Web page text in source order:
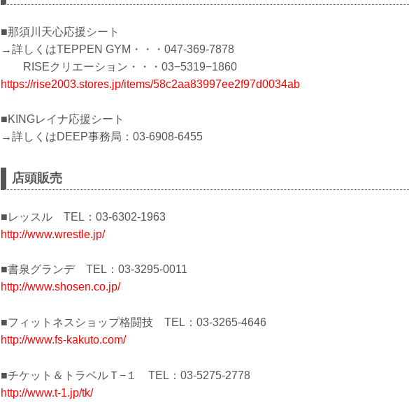
■那須川天心応援シート
→詳しくはTEPPEN GYM・・・047-369-7878
RISEクリエーション・・・03−5319−1860
https://rise2003.stores.jp/items/58c2aa83997ee2f97d0034ab
■KINGレイナ応援シート
→詳しくはDEEP事務局：03-6908-6455
店頭販売
■レッスル TEL：03-6302-1963
http://www.wrestle.jp/
■書泉グランデ TEL：03-3295-0011
http://www.shosen.co.jp/
■フィットネスショップ格闘技 TEL：03-3265-4646
http://www.fs-kakuto.com/
■チケット＆トラベルＴ−１ TEL：03-5275-2778
http://www.t-1.jp/tk/